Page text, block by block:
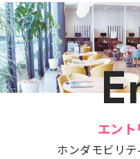
エント
ホンダモビリ